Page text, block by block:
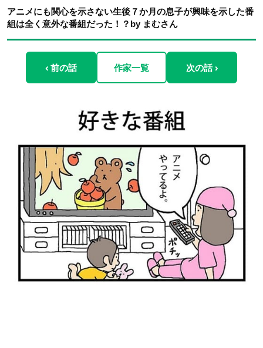
アニメにも関心を示さない生後７か月の息子が興味を示した番
組は全く意外な番組だった！？by まむさん
‹ 前の話 作家一覧 次の話 ›